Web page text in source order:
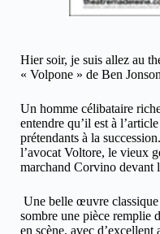
Hier soir, je suis allez au
« Volpone » de Ben
Un homme célibataire
entendre qu’il est à
prétendants à la
l’avocat Voltore, le vieux
marchand Corvino devant
Une belle œuvre
sombre une pièce
en scène, avec d’excellent